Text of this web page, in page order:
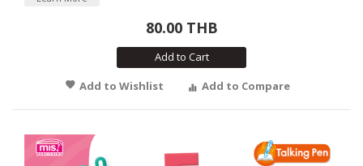
80.00 THB
Add to Cart
Add to Wishlist
Add to Compare